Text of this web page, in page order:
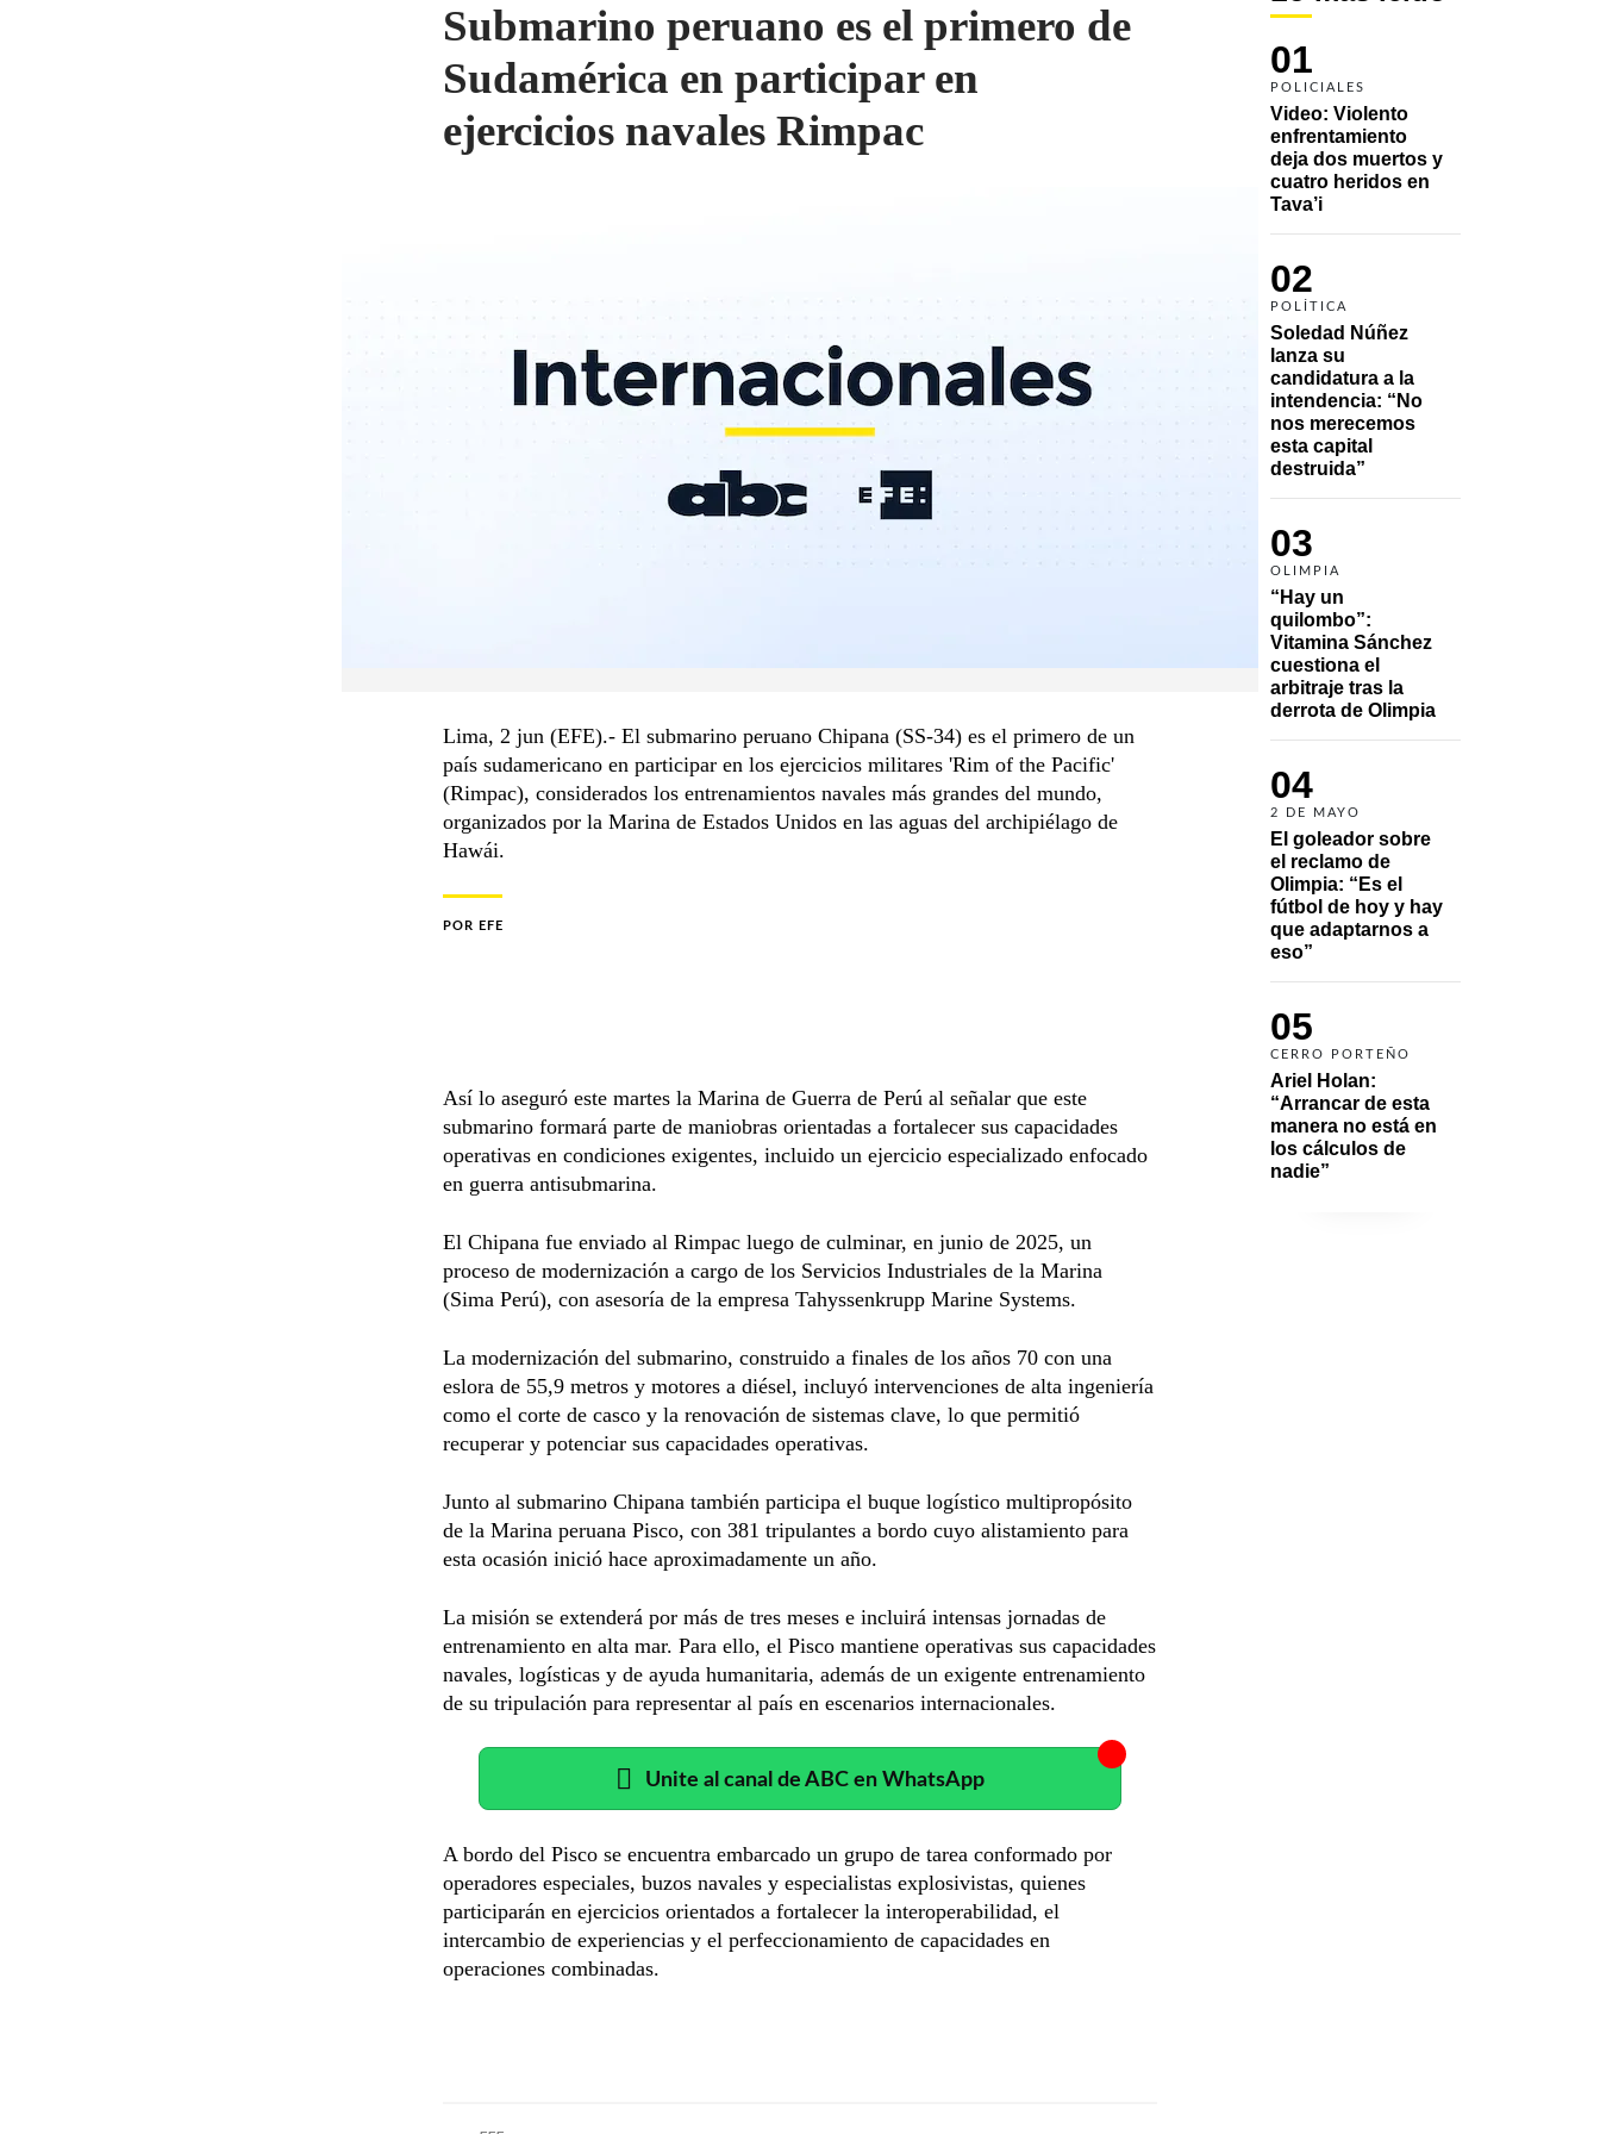
01
POLICIALES
Video: Violento
enfrentamiento
deja dos muertos y
cuatro heridos en
Tava’i
02
POLÍTICA
Soledad Núñez
lanza su
candidatura a la
intendencia: “No
nos merecemos
esta capital
destruida”
03
OLIMPIA
“Hay un
quilombo”:
Vitamina Sánchez
cuestiona el
arbitraje tras la
derrota de Olimpia
04
2 DE MAYO
El goleador sobre
el reclamo de
Olimpia: “Es el
fútbol de hoy y hay
que adaptarnos a
eso”
05
CERRO PORTEÑO
Ariel Holan:
“Arrancar de esta
manera no está en
los cálculos de
nadie”
Submarino peruano es el primero de
Sudamérica en participar en
ejercicios navales Rimpac
Lima, 2 jun (EFE).- El submarino peruano Chipana (SS-34) es el primero de un
país sudamericano en participar en los ejercicios militares 'Rim of the Pacific'
(Rimpac), considerados los entrenamientos navales más grandes del mundo,
organizados por la Marina de Estados Unidos en las aguas del archipiélago de
Hawái.
POR EFE
Así lo aseguró este martes la Marina de Guerra de Perú al señalar que este
submarino formará parte de maniobras orientadas a fortalecer sus capacidades
operativas en condiciones exigentes, incluido un ejercicio especializado enfocado
en guerra antisubmarina.
El Chipana fue enviado al Rimpac luego de culminar, en junio de 2025, un
proceso de modernización a cargo de los Servicios Industriales de la Marina
(Sima Perú), con asesoría de la empresa Tahyssenkrupp Marine Systems.
La modernización del submarino, construido a finales de los años 70 con una
eslora de 55,9 metros y motores a diésel, incluyó intervenciones de alta ingeniería
como el corte de casco y la renovación de sistemas clave, lo que permitió
recuperar y potenciar sus capacidades operativas.
Junto al submarino Chipana también participa el buque logístico multipropósito
de la Marina peruana Pisco, con 381 tripulantes a bordo cuyo alistamiento para
esta ocasión inició hace aproximadamente un año.
La misión se extenderá por más de tres meses e incluirá intensas jornadas de
entrenamiento en alta mar. Para ello, el Pisco mantiene operativas sus capacidades
navales, logísticas y de ayuda humanitaria, además de un exigente entrenamiento
de su tripulación para representar al país en escenarios internacionales.
Unite al canal de ABC en WhatsApp
A bordo del Pisco se encuentra embarcado un grupo de tarea conformado por
operadores especiales, buzos navales y especialistas explosivistas, quienes
participarán en ejercicios orientados a fortalecer la interoperabilidad, el
intercambio de experiencias y el perfeccionamiento de capacidades en
operaciones combinadas.